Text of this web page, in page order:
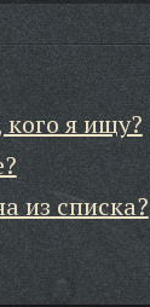
кого я ищу?
из списка?